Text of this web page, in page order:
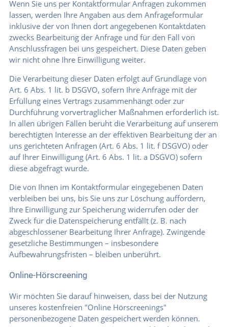
Wenn Sie uns per Kontaktformular Anfragen zukommen
lassen, werden Ihre Angaben aus dem Anfrageformular
inklusive der von Ihnen dort angegebenen Kontaktdaten
zwecks Bearbeitung der Anfrage und für den Fall von
Anschlussfragen bei uns gespeichert. Diese Daten geben
wir nicht ohne Ihre Einwilligung weiter.
Die Verarbeitung dieser Daten erfolgt auf Grundlage von
Art. 6 Abs. 1 lit. b DSGVO, sofern Ihre Anfrage mit der
Erfüllung eines Vertrags zusammenhängt oder zur
Durchführung vorvertraglicher Maßnahmen erforderlich ist.
In allen übrigen Fällen beruht die Verarbeitung auf unserem
berechtigten Interesse an der effektiven Bearbeitung der an
uns gerichteten Anfragen (Art. 6 Abs. 1 lit. f DSGVO) oder
auf Ihrer Einwilligung (Art. 6 Abs. 1 lit. a DSGVO) sofern
diese abgefragt wurde.
Die von Ihnen im Kontaktformular eingegebenen Daten
verbleiben bei uns, bis Sie uns zur Löschung auffordern,
Ihre Einwilligung zur Speicherung widerrufen oder der
Zweck für die Datenspeicherung entfällt (z. B. nach
abgeschlossener Bearbeitung Ihrer Anfrage). Zwingende
gesetzliche Bestimmungen – insbesondere
Aufbewahrungsfristen – bleiben unberührt.
Online-Hörscreening
Wir möchten Sie darauf hinweisen, dass bei der Nutzung
unseres kostenfreien "Online Hörscreenings"
personenbezogene Daten gespeichert werden können.